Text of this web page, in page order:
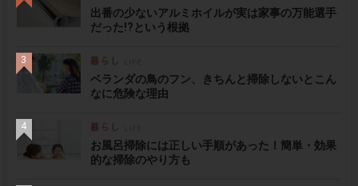
出番の少ないアルミホイルが実は家事の万能選手
だった!?という根拠
ベランダの鳥のフン、きちんと掃除しないとこん
なに危険な理由
お風呂掃除には正しい手順があった！簡単・効果
的な掃除のやり方も